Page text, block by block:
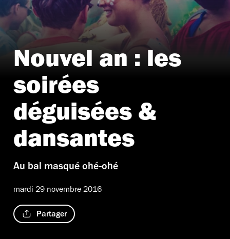
Nouvel an : les
soirées
déguisées &
dansantes
Au bal masqué ohé-ohé
mardi 29 novembre 2016
Partager